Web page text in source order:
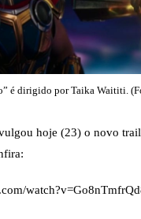
é dirigido por Taika Waititi.
hoje (23) o novo